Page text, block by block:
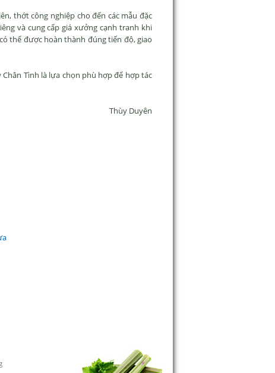
thớt công nghiệp cho đến các mẫu đặc
và cung cấp giá xưởng cạnh tranh khi
thể được hoàn thành đúng tiến độ, giao
Tình là lựa chọn phù hợp để hợp tác
Thùy Duyên